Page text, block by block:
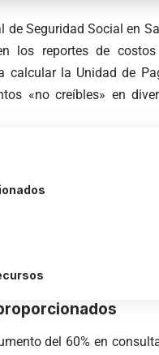
Seguridad Social en
los reportes de
calcular la Unidad de
«no creíbles» en
del 60% en